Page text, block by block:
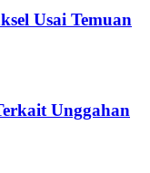
Usai Temuan
Unggahan